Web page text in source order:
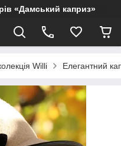
«Дамський каприз»
Willi Елегантний